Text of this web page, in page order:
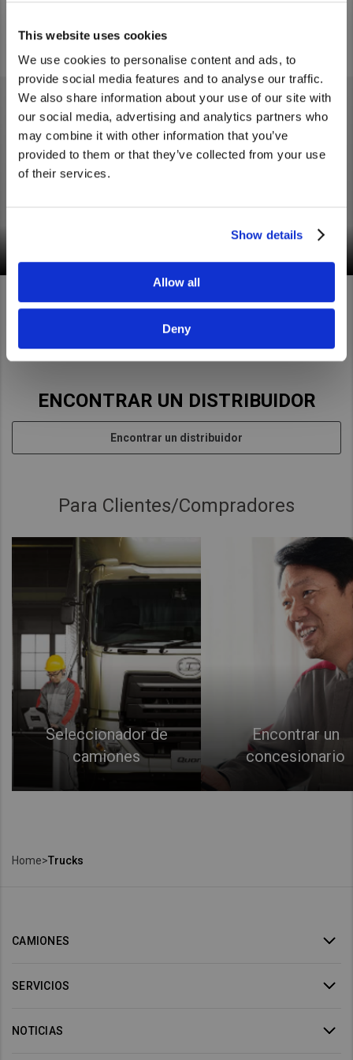
This website uses cookies
We use cookies to personalise content and ads, to
provide social media features and to analyse our traffic.
We also share information about your use of our site with
our social media, advertising and analytics partners who
may combine it with other information that you’ve
provided to them or that they’ve collected from your use
of their services.
Show details
Allow all
Deny
We noticed that you are visiting from
United States. Would you like to go to
the United States website?
Croner, guardándole el recurso más precioso de
todos: el tiempo. Llegue más lejos con el camión que
ENCONTRAR UN DISTRIBUIDOR
Encontrar un distribuidor
Para Clientes/Compradores
Seleccionador de
camiones
Encontrar un
concesionario
Home>Trucks
CAMIONES
SERVICIOS
NOTICIAS